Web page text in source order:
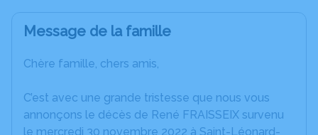
Message de la famille
Chère famille, chers amis,
C’est avec une grande tristesse que nous vous
annonçons le décès de René FRAISSEIX survenu
le mercredi 30 novembre 2022 à Saint-Léonard-